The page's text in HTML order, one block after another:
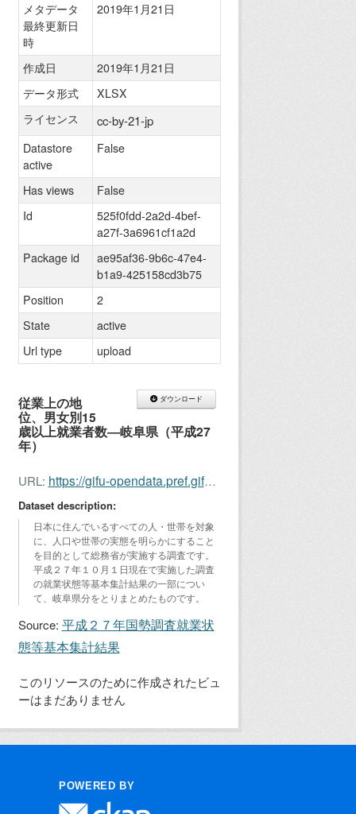
ダウンロード
従業上の地
位、男女別15
歳以上就業者数―岐阜県（平成27
年）
URL: https://gifu-opendata.pref.gifu.lg.jp/dataset/ae95af36-9b6c-47e4-b1a9-425158cd3b75/resource/525f0fdd-2a2d-4bef-a27f-3a6961cf1a2d/download/kokuchosyugyo2015-3.xlsx
Dataset description:
日本に住んでいるすべての人・世帯を対象
に、人口や世帯の実態を明らかにすること
を目的として総務省が実施する調査です。
平成２７年１０月１日現在で実施した調査
の就業状態等基本集計結果の一部につい
て、岐阜県分をとりまとめたものです。
Source: 平成２７年国勢調査就業状
態等基本集計結果
このリソースのために作成されたビュ
ーはまだありません
メタデータ
最終更新日
時
2019年1月21日
作成日
2019年1月21日
データ形式
XLSX
ライセンス
cc-by-21-jp
Datastore
active
False
Has views
False
Id
525f0fdd-2a2d-4bef-
a27f-3a6961cf1a2d
Package id
ae95af36-9b6c-47e4-
b1a9-425158cd3b75
Position
2
State
active
Url type
upload
POWERED BY